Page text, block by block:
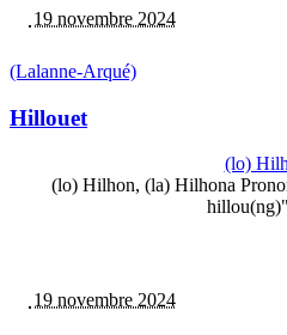
19 novembre 2024
(Lalanne-Arqué)
Hillouet
(lo)
(lo) Hilhon, (la) Hilhona
19 novembre 2024